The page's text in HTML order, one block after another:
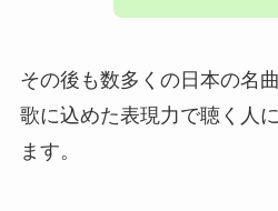
その後も数多くの日本の名
歌に込めた表現力で聴く人
ます。